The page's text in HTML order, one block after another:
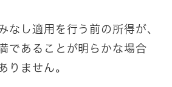
なし適用を行う前の所得が、
であることが明らかな場合
りません。